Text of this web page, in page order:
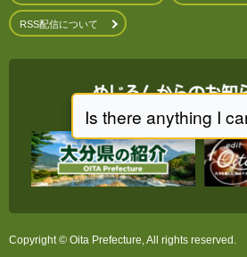
RSS配信について
Copyright © Oita Prefecture, All rights reserved.